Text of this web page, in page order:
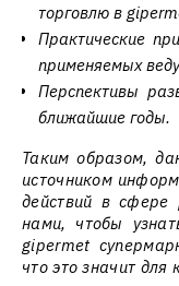
торговлю в
Практические
применяемых
Перспективы
ближайшие годы.
Таким образом,
источником
действий в сфере
нами, чтобы
gipermet
что это значит для